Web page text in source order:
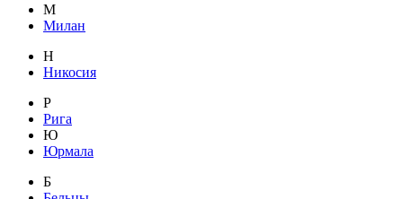
М
Милан
Н
Никосия
Р
Рига
Ю
Юрмала
Б